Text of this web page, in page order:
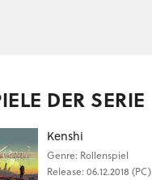
DER SERIE
Kenshi
Genre: Rollenspiel
Release: 06.12.2018 (PC)